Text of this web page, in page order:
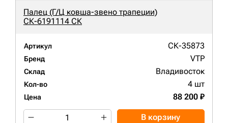
Палец (Г/Ц ковша-звено трапеции)
СК-6191114 СК
Артикул СК-35873
Бренд VTP
Склад Владивосток
Кол-во 4 шт
Цена 88 200 ₽
В корзину